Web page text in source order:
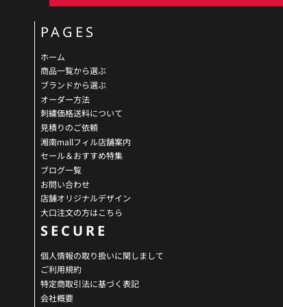
PAGES
ホーム
商品一覧から選ぶ
ブランドから選ぶ
オーダー方法
刺繍価格送料について
見積りのご依頼
湘南mallフィル店舗案内
セール＆おすすめ特集
ブログ一覧
お問い合わせ
店舗オリジナルデザイン
大口注文の方はこちら
SECURE
個人情報の取り扱いに関しまして
ご利用規約
特定商取引法に基づく表記
会社概要